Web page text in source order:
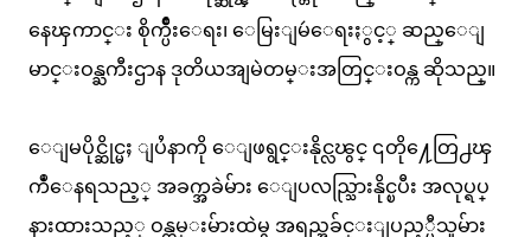
နေၾကာင္း စိုက္ပ်ိဳးေရး၊ ေမြးျမဴေရးႏွင့္ ဆည္ေျ
မာင္းဝန္ႀကီးဌာန ဒုတိယအျမဲတမ္းအတြင္းဝန္က ဆိုသည္။
ေျမပိုင္ဆိုင္မႈ ျပႆနာကို ေျဖရွင္းနိုင္လၽွင္ ၎တို႔ေတြ႕ၾ
ကဳံေနရသည့္ အခက္အခဲမ်ား ေျပလည္သြားနိုင္ၿပီး အလုပ္ရပ္
နားထားသည့္ ဝန္ထမ္းမ်ားထဲမွ အရည္အခ်င္းျပည့္မီသူမ်ား